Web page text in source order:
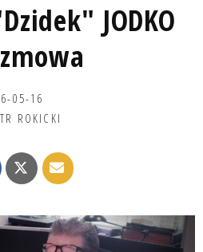
JODKO
05-16
ROKICKI